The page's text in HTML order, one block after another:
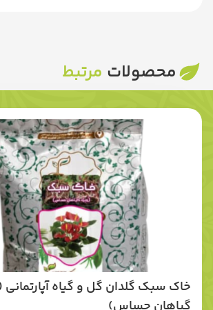
محصولات مرتبط
خاک سبک گلدان گل و گیاه آپارتمانی